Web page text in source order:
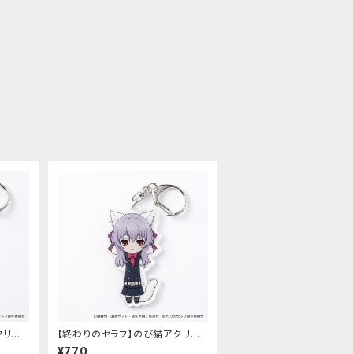
ル
【終わりのセラフ】のび猫アクリル
キーホルダー（柊シノア）
¥770